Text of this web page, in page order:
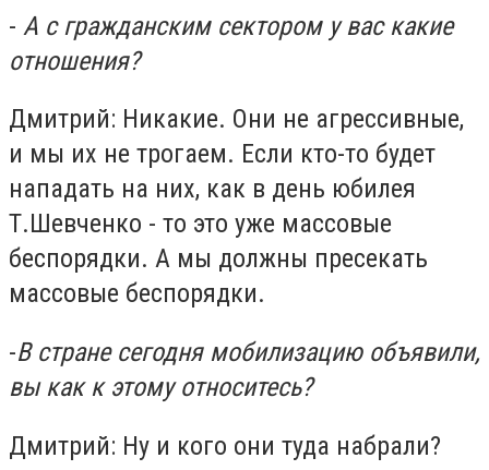
- А с гражданским сектором у вас какие
отношения?
Дмитрий: Никакие. Они не агрессивные,
и мы их не трогаем. Если кто-то будет
нападать на них, как в день юбилея
Т.Шевченко - то это уже массовые
беспорядки. А мы должны пресекать
массовые беспорядки.
-В стране сегодня мобилизацию объявили,
вы как к этому относитесь?
Дмитрий: Ну и кого они туда набрали?